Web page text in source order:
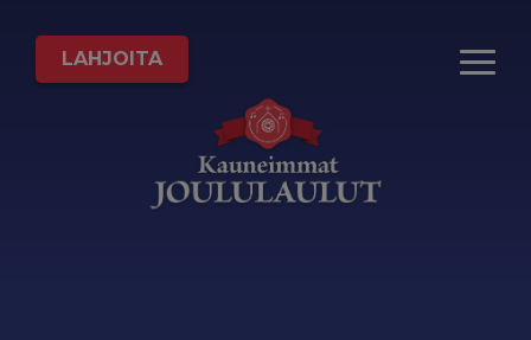
LAHJOITA